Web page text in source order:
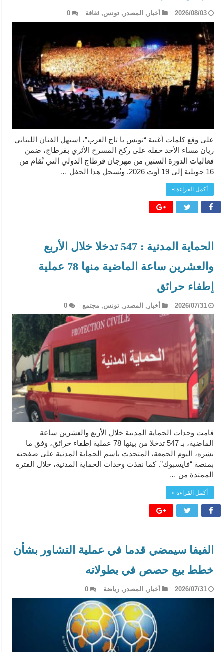
2026/08/03 أخبار , المصدر , تونس, ثقافة 0
على وقع كلمات أغنية “تونس يا تاج العرب”، استهل الفنان اللبناني
ريان مساء الأحد حفله على ركح المسرح الأثري بقرطاج، ضمن
فعاليات الدورة الستين من مهرجان قرطاج الدولي التي تُقام من
16 جويلية إلى 19 أوت 2026. ويُسجل هذا الحفل …
أكمل القراءة »
الحماية المدنية : 547 تدخلا خلال الأربع
والعشرين ساعة الماضية منها 78 عملية
إطفاء حرائق
2026/07/31 أخبار , المصدر , تونس, مجتمع 0
قامت وحدات الحماية المدنية خلال الأربع والعشرين ساعة
الماضية، بـ 547 تدخلا من بينها 78 عملية إطفاء حرائق، وفق ما
نشره، اليوم الجمعة، المتحدث باسم الحماية المدنية على صفحته
بمنصة “فايسبوك”. كما نفذت وحدات الحماية المدنية، خلال الفترة
الممتدة من …
أكمل القراءة »
الفيفا سيمضي قدما في عملية التشاور بشأن
خطط بيع حصص في بطولاته
2026/07/31 أخبار , المصدر , رياضة 0